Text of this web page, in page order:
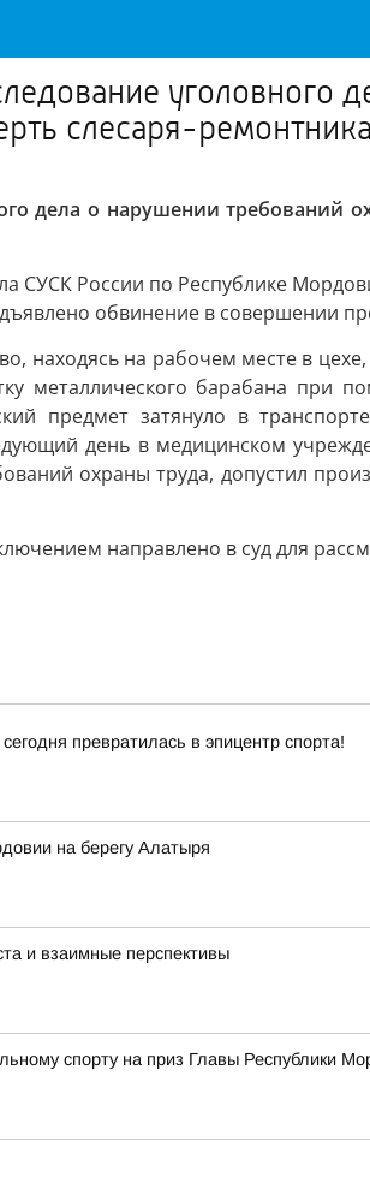
уголовного
слесаря-ремонтника
дела о нарушении требований
СУСК России по Республике
обвинение в совершении
находясь на рабочем месте в
металлического барабана при
предмет затянуло в
день в медицинском
охраны труда, допустил
направлено в суд для
превратилась в эпицентр спорта!
на берегу Алатыря
и взаимные перспективы
спорту на приз Главы Республики